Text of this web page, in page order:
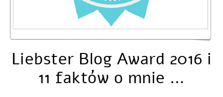
Liebster Blog Award 2016 i
11 faktów o mnie …